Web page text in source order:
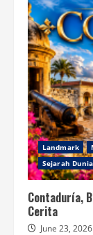
Landmark
Sejarah
Contaduría,
Cerita
June 23, 2026